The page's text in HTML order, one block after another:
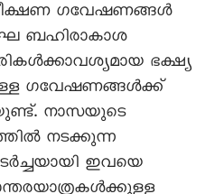
ഗവേഷണങ്ങൾ
ബഹിരാകാശ
ഭക്ഷ്യ
ഗവേഷണങ്ങൾക്ക്‌
നാസയുടെ
നടക്കുന്ന
ഇവയെ